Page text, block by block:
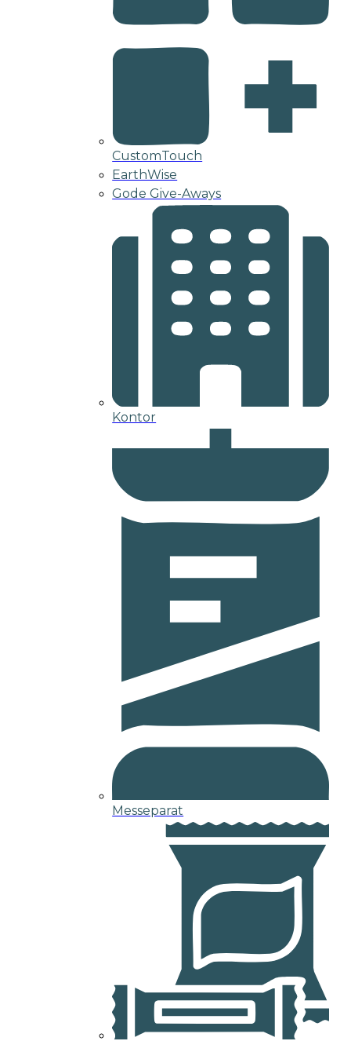
CustomTouch
EarthWise
Gode Give-Aways
Kontor
Messeparat